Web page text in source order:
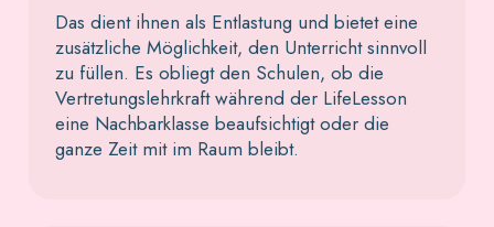
Das dient ihnen als Entlastung und bietet eine
zusätzliche Möglichkeit, den Unterricht sinnvoll
zu füllen. Es obliegt den Schulen, ob die
Vertretungslehrkraft während der LifeLesson
eine Nachbarklasse beaufsichtigt oder die
ganze Zeit mit im Raum bleibt.